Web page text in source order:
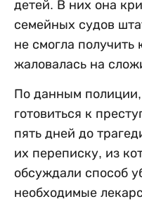
детей. В них она
семейных судов
не смогла
жаловалась на
По данным
готовиться к
пять дней до
их переписку, из
обсуждали способ
необходимые